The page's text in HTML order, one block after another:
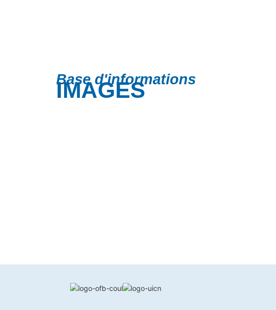
Base d'informations
IMAGES